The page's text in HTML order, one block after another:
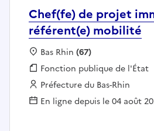
Chef(fe) de projet
référent(e) mobilité
Localisation :
Bas Rhin (67)
Fonction publique :
Fonction publique de l'État
Employeur :
Préfecture du Bas-Rhin
En ligne depuis le 04 août